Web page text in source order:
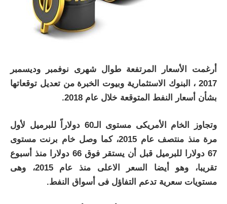
أرغمت الأسعار المرتفعة طوال شهرى نوفمبر وديسمبر
2017 ، البنوك الاستثمارية وبيوت الخبرة من تعديل توقعاتها
بشأن أسعار النفط المتوقعة خلال عام 2018.
وتجاوز الخام الأمريكى مستوى الـ60 دولاراً للبرميل لأول
مرة منذ منتصف عام 2015، كما وصل خام برنت مستوى
67 دولارا للبرميل قبل أن يستقر فوق 66 دولارا منذ أسبوع
تقريبا، وهو أيضا السعر الاعلى منذ عام 2015، وهى
مستويات سعرية تدعم التفاؤل فى أسواق النفط.